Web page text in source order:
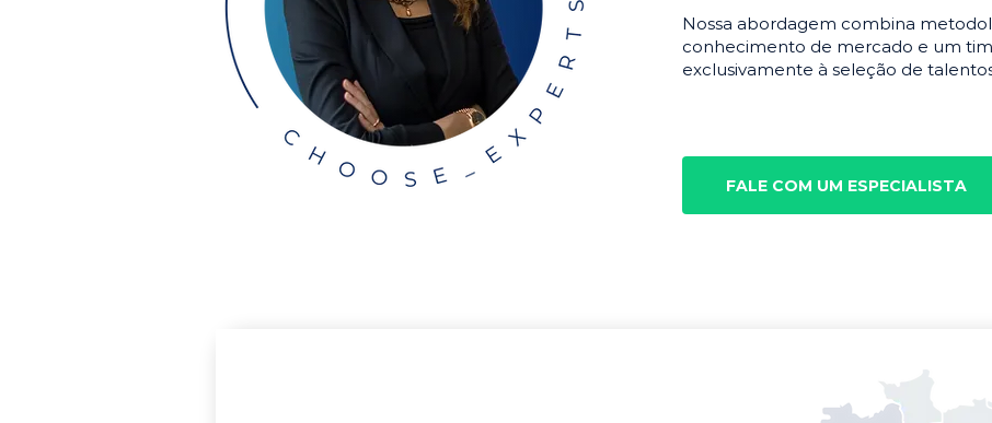
Nossa abordagem combina
conhecimento de mercado e um
exclusivamente à seleção de
FALE COM UM ESPECIALISTA